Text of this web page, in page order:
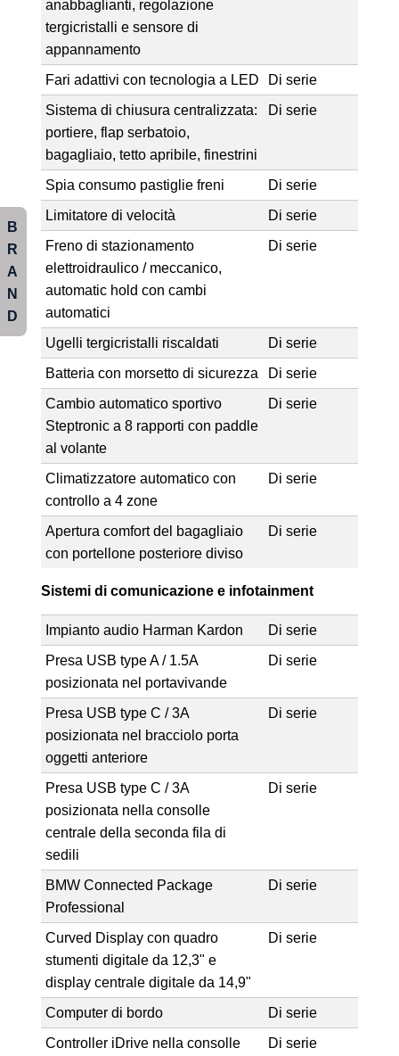
anabbaglianti, regolazione
tergicristalli e sensore di
appannamento
Fari adattivi con tecnologia a LED
Di serie
Sistema di chiusura centralizzata:
portiere, flap serbatoio,
bagagliaio, tetto apribile, finestrini
Di serie
Spia consumo pastiglie freni
Di serie
Limitatore di velocità
Di serie
Freno di stazionamento
elettroidraulico / meccanico,
automatic hold con cambi
automatici
Di serie
Ugelli tergicristalli riscaldati
Di serie
Batteria con morsetto di sicurezza
Di serie
Cambio automatico sportivo
Steptronic a 8 rapporti con paddle
al volante
Di serie
Climatizzatore automatico con
controllo a 4 zone
Di serie
Apertura comfort del bagagliaio
con portellone posteriore diviso
Di serie
Sistemi di comunicazione e infotainment
Impianto audio Harman Kardon
Di serie
Presa USB type A / 1.5A
posizionata nel portavivande
Di serie
Presa USB type C / 3A
posizionata nel bracciolo porta
oggetti anteriore
Di serie
Presa USB type C / 3A
posizionata nella consolle
centrale della seconda fila di
sedili
Di serie
BMW Connected Package
Professional
Di serie
Curved Display con quadro
stumenti digitale da 12,3" e
display centrale digitale da 14,9"
Di serie
Computer di bordo
Di serie
Controller iDrive nella consolle
Di serie
B
R
A
N
D